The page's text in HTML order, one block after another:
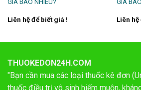
GIÁ BAO NHIÊU?
Liên hệ để biết giá !
GIÁ
Liên
THUOKEDON24H.COM
"Bạn cần mua các loại thuốc kê đơn
thuốc điều trị vô sinh hiếm muộn,